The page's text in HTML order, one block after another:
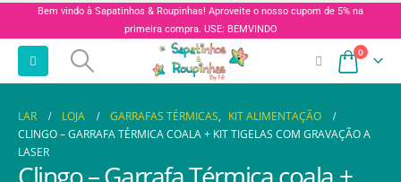
Bem vindo à Sapatinhos & Roupinhas! Aproveite o nosso cupom de 5% na
primeira compra. USE: BEMVINDO
0
LAR LOJA GARRAFAS TÉRMICAS, KIT ALIMENTAÇÃO
CLINGO – GARRAFA TÉRMICA COALA + KIT TIGELAS COM GRAVAÇÃO A
LASER